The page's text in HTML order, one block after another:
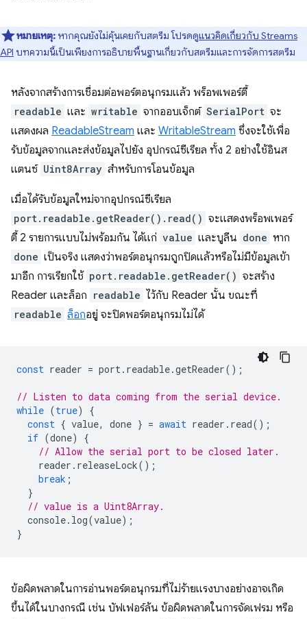
หมายเหตุ: หากคุณยังไม่คุ้นเคยกับสตรีม โปรดดูแนวคิดเกี่ยวกับ Streams
API บทความนี้เป็นเพียงการอธิบายพื้นฐานเกี่ยวกับสตรีมและการจัดการสตรีม
หลังจากสร้างการเชื่อมต่อพอร์ตอนุกรมแล้ว พร็อพเพอร์ตี้
readable และ writable จากออบเจ็กต์ SerialPort จะ
แสดงผล ReadableStream และ WritableStream ซึ่งจะใช้เพื่อ
รับข้อมูลจากและส่งข้อมูลไปยัง อุปกรณ์ซีเรียล ทั้ง 2 อย่างใช้อินส
แตนซ์ Uint8Array สำหรับการโอนข้อมูล
เมื่อได้รับข้อมูลใหม่จากอุปกรณ์ซีเรียล
port.readable.getReader().read() จะแสดงพร็อพเพอร์
ตี้ 2 รายการแบบไม่พร้อมกัน ได้แก่ value และบูลีน done หาก
done เป็นจริง แสดงว่าพอร์ตอนุกรมถูกปิดแล้วหรือไม่มีข้อมูลเข้า
มาอีก การเรียกใช้ port.readable.getReader() จะสร้าง
Reader และล็อก readable ไว้กับ Reader นั้น ขณะที่
readable ล็อกอยู่ จะปิดพอร์ตอนุกรมไม่ได้
const reader = port. readable.getReader();
// Listen to data coming from the serial device.
while (true)
{
const { value, done } = await reader . read();
if (done)
{
// Allow the serial port to be closed later.
reader . releaseLock();
break ;
}
// value is a Uint8Array.
console. log(value);
}
ข้อผิดพลาดในการอ่านพอร์ตอนุกรมที่ไม่ร้ายแรงบางอย่างอาจเกิด
ขึ้นได้ในบางกรณี เช่น บัฟเฟอร์ล้น ข้อผิดพลาดในการจัดเฟรม หรือ